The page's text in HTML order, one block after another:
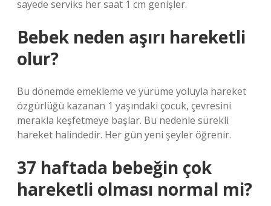
sayede serviks her saat 1 cm genişler.
Bebek neden aşırı hareketli
olur?
Bu dönemde emekleme ve yürüme yoluyla hareket
özgürlüğü kazanan 1 yaşındaki çocuk, çevresini
merakla keşfetmeye başlar. Bu nedenle sürekli
hareket halindedir. Her gün yeni şeyler öğrenir.
37 haftada bebeğin çok
hareketli olması normal mi?